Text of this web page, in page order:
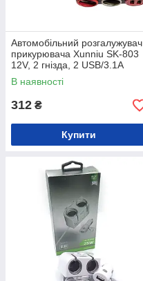
Автомобільний розгалужувач
прикурювача Xunniu SK-803
12V, 2 гнізда, 2 USB/3.1А
В наявності
312 ₴
Купити